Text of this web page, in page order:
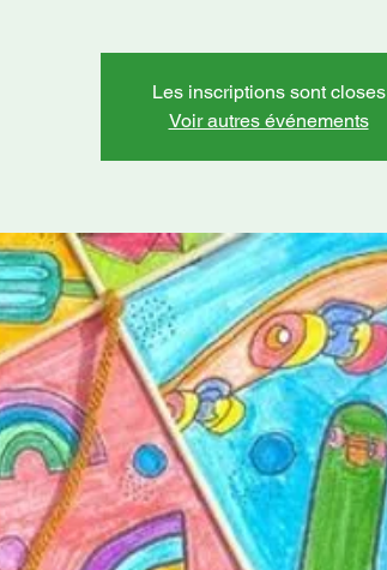
Les inscriptions sont closes
Voir autres événements